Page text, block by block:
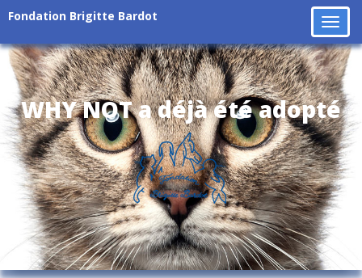
Fondation Brigitte Bardot
WHY NOT a déjà été adopté